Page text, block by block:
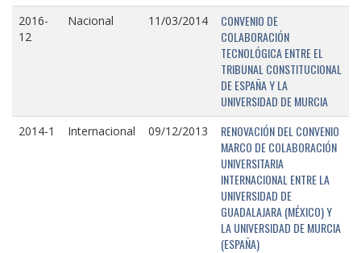
2016-
12
Nacional 11/03/2014
CONVENIO DE
COLABORACIÓN
TECNOLÓGICA ENTRE EL
TRIBUNAL CONSTITUCIONAL
DE ESPAÑA Y LA
UNIVERSIDAD DE MURCIA
2014-1 Internacional 09/12/2013
RENOVACIÓN DEL CONVENIO
MARCO DE COLABORACIÓN
UNIVERSITARIA
INTERNACIONAL ENTRE LA
UNIVERSIDAD DE
GUADALAJARA (MÉXICO) Y
LA UNIVERSIDAD DE MURCIA
(ESPAÑA)